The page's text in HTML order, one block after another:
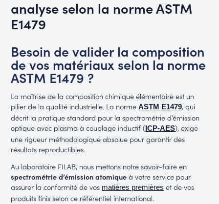
analyse selon la norme ASTM
E1479
Besoin de valider la composition
de vos matériaux selon la norme
ASTM E1479 ?
La maîtrise de la composition chimique élémentaire est un
pilier de la qualité industrielle. La normeASTM E1479, qui
décrit la pratique standard pour la spectrométrie d’émission
optique avec plasma à couplage inductif ( ICP-AES), exige
une rigueur méthodologique absolue pour garantir des
résultats reproductibles.
Au laboratoire FILAB, nous mettons notre savoir-faire en
spectrométrie d’émission atomiqueà votre service pour
assurer la conformité de vos matières premières et de vos
produits finis selon ce référentiel international.